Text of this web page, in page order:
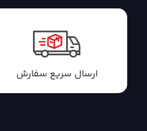
ارسال سریع سفارش